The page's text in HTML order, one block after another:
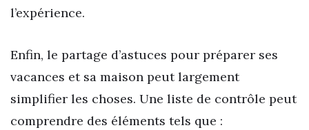
l’expérience.
Enfin, le partage d’astuces pour préparer ses
vacances et sa maison peut largement
simplifier les choses. Une liste de contrôle peut
comprendre des éléments tels que :